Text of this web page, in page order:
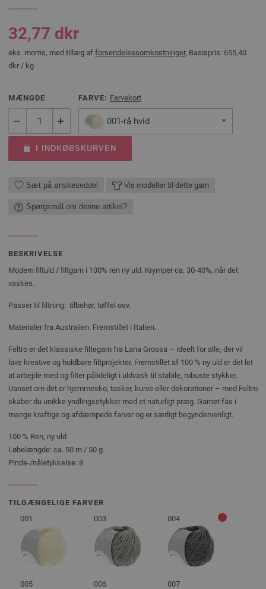
32,77 dkr
eks. moms, med tillæg af forsendelsesomkostninger, Basispris: 655,40
dkr / kg
MÆNGDE FARVE: Farvekort
001-rå hvid
I INDKØBSKURVEN
Sæt på ønskeseddel Vis modeller til dette garn
Spørgsmål om denne artikel?
BESKRIVELSE
Modern filtuld / filtgarn i 100% ren ny uld. Krymper ca. 30-40%, når det
vaskes.
Passer til filtning: tilbehør, tøffel osv.
Materialer fra Australien. Fremstillet i Italien.
Feltro er det klassiske filtegarn fra Lana Grossa – ideelt for alle, der vil
lave kreative og holdbare filtprojekter. Fremstillet af 100 % ny uld er det let
at arbejde med og filter pålideligt i uldvask til stabile, robuste stykker.
Uanset om det er hjemmesko, tasker, kurve eller dekorationer – med Feltro
skaber du unikke yndlingsstykker med et naturligt præg. Garnet fås i
mange kraftige og afdæmpede farver og er særligt begyndervenligt.
100 % Ren, ny uld
Løbelængde: ca. 50 m / 50 g
Pinde-/nåletykkelse: 8
TILGÆNGELIGE FARVER
001
003 004
005 006 007